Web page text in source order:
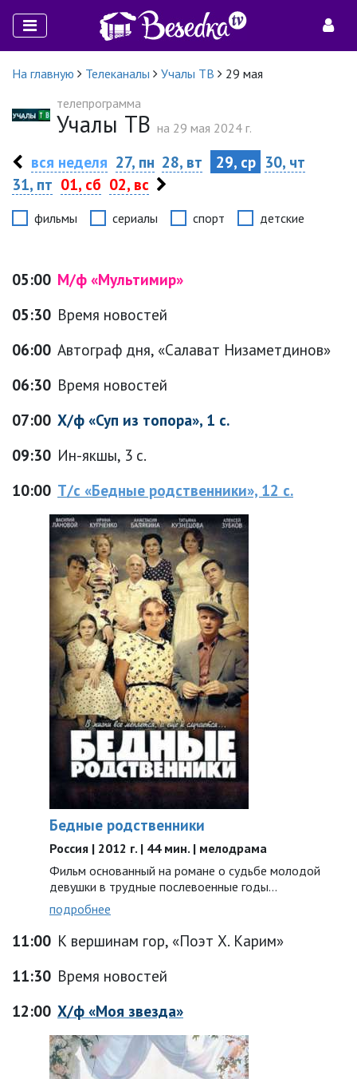
На главную Телеканалы Учалы ТВ
29 мая
телепрограмма
Учалы ТВ на 29 мая 2024 г.
вся неделя 27, пн 28, вт 29, ср 30, чт
31, пт 01, сб 02, вс
фильмы сериалы спорт детские
05:00 М/ф «Мультимир»
05:30 Время новостей
06:00 Автограф дня, «Салават Низаметдинов»
06:30 Время новостей
07:00 Х/ф «Суп из топора», 1 с.
09:30 Ин-якшы, 3 с.
10:00 Т/с «Бедные родственники», 12 с.
Бедные родственники
Россия | 2012 г. | 44 мин. | мелодрама
Фильм основанный на романе о судьбе молодой
девушки в трудные послевоенные годы…
подробнее
11:00 К вершинам гор, «Поэт Х. Карим»
11:30 Время новостей
12:00 Х/ф «Моя звезда»